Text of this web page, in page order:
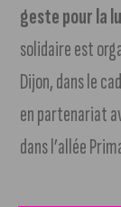
geste pour la
solidaire est
Dijon, dans le
en partenariat
dans l’allée